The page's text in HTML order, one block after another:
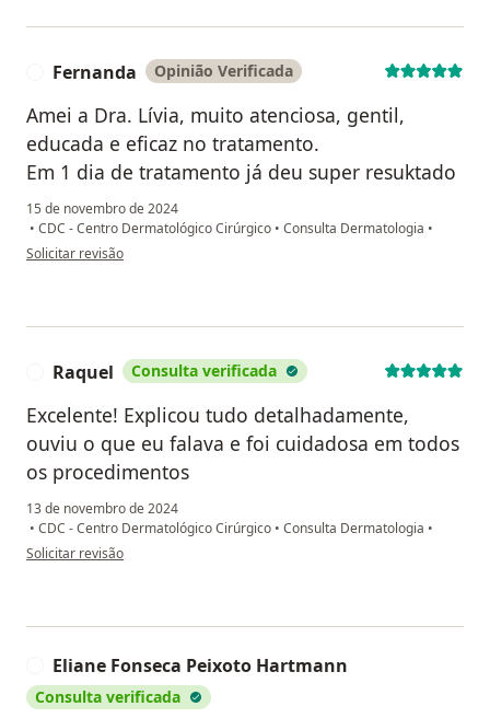
Fernanda Opinião Verificada
Amei a Dra. Lívia, muito atenciosa, gentil,
educada e eficaz no tratamento.
Em 1 dia de tratamento já deu super resuktado
15 de novembro de 2024
• CDC - Centro Dermatológico Cirúrgico • Consulta Dermatologia •
na opinião do utilizador Fernanda
Solicitar revisão
Raquel Consulta verificada
Excelente! Explicou tudo detalhadamente,
ouviu o que eu falava e foi cuidadosa em todos
os procedimentos
13 de novembro de 2024
• CDC - Centro Dermatológico Cirúrgico • Consulta Dermatologia •
na opinião do utilizador Raquel
Solicitar revisão
Eliane Fonseca Peixoto Hartmann
Consulta verificada